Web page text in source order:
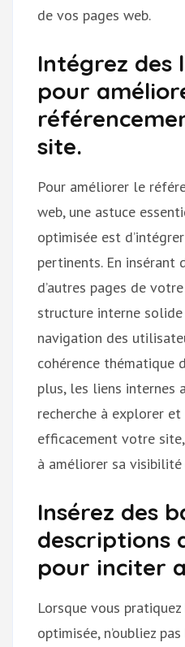
de vos pages web.
Intégrez des
pour
site.
Pour améliorer le
web, une astuce
optimisée est
pertinents. En insérant
d’autres pages de
structure interne
navigation des
cohérence thématique
plus, les liens internes
recherche à explorer
efficacement votre
à améliorer sa visibilité
Insérez des
descriptions
pour inciter
Lorsque vous
optimisée, n’oubliez